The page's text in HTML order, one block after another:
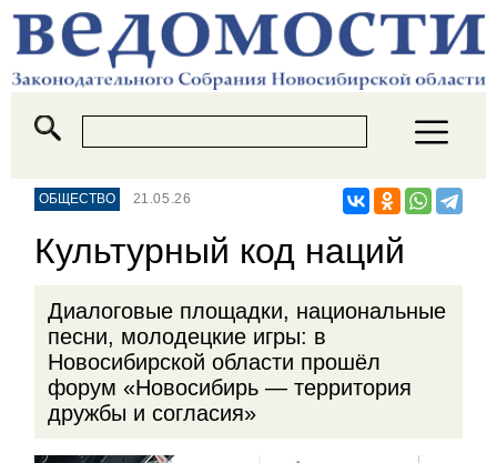
ОБЩЕСТВО 21.05.26
Культурный код наций
Диалоговые площадки, национальные
песни, молодецкие игры: в
Новосибирской области прошёл
форум «Новосибирь — территория
дружбы и согласия»